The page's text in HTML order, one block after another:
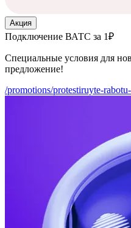
Акция
Подключение ВАТС за 1₽
Специальные условия для
предложение!
/promotions/protestiruyte-